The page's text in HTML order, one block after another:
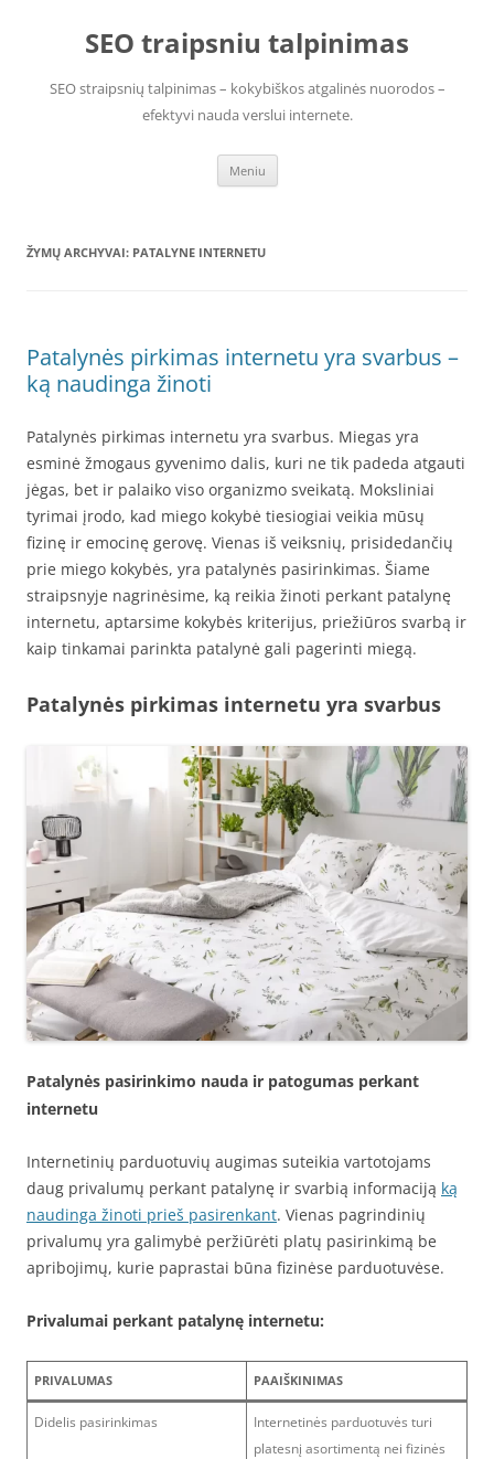
SEO traipsniu talpinimas
SEO straipsnių talpinimas – kokybiškos atgalinės nuorodos –
efektyvi nauda verslui internete.
Meniu
ŽYMŲ ARCHYVAI: PATALYNE INTERNETU
Patalynės pirkimas internetu yra svarbus –
ką naudinga žinoti
Patalynės pirkimas internetu yra svarbus. Miegas yra
esminė žmogaus gyvenimo dalis, kuri ne tik padeda atgauti
jėgas, bet ir palaiko viso organizmo sveikatą. Moksliniai
tyrimai įrodo, kad miego kokybė tiesiogiai veikia mūsų
fizinę ir emocinę gerovę. Vienas iš veiksnių, prisidedančių
prie miego kokybės, yra patalynės pasirinkimas. Šiame
straipsnyje nagrinėsime, ką reikia žinoti perkant patalynę
internetu, aptarsime kokybės kriterijus, priežiūros svarbą ir
kaip tinkamai parinkta patalynė gali pagerinti miegą.
Patalynės pirkimas internetu yra svarbus
Patalynės pasirinkimo nauda ir patogumas perkant
internetu
Internetinių parduotuvių augimas suteikia vartotojams
daug privalumų perkant patalynę ir svarbią informaciją ką
naudinga žinoti prieš pasirenkant. Vienas pagrindinių
privalumų yra galimybė peržiūrėti platų pasirinkimą be
apribojimų, kurie paprastai būna fizinėse parduotuvėse.
Privalumai perkant patalynę internetu:
PRIVALUMAS PAAIŠKINIMAS
Didelis pasirinkimas
Internetinės parduotuvės turi
platesnį asortimentą nei fizinės